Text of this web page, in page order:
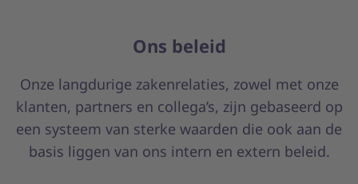
Ons beleid
Onze langdurige zakenrelaties, zowel met onze
klanten, partners en collega’s, zijn gebaseerd op
een systeem van sterke waarden die ook aan de
basis liggen van ons intern en extern beleid.